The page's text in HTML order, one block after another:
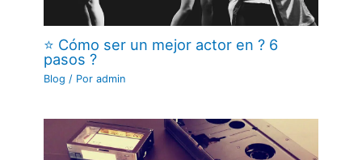
⭐ Cómo ser un mejor actor en ? 6
pasos ?
Blog / Poradmin